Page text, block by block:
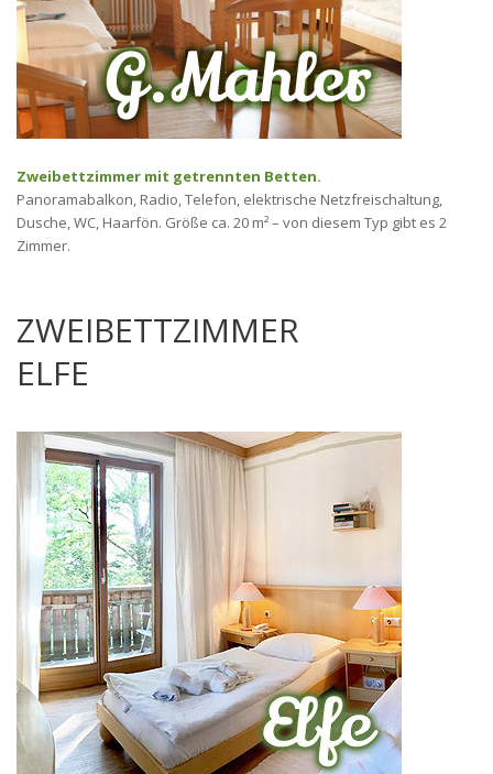
Zweibettzimmer mit getrennten Betten.
Panoramabalkon, Radio, Telefon, elektrische Netzfreischaltung,
Dusche, WC, Haarfön. Größe ca. 20 m² – von diesem Typ gibt es 2
Zimmer.
ZWEIBETTZIMMER
ELFE